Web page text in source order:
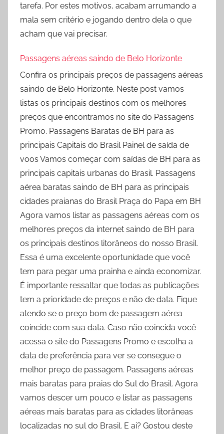
tarefa. Por estes motivos, acabam arrumando a
mala sem critério e jogando dentro dela o que
acham que vai precisar.
Passagens aéreas saindo de Belo Horizonte
Confira os principais preços de passagens aéreas
saindo de Belo Horizonte. Neste post vamos
listas os principais destinos com os melhores
preços que encontramos no site do Passagens
Promo. Passagens Baratas de BH para as
principais Capitais do Brasil Painel de saída de
voos Vamos começar com saídas de BH para as
principais capitais urbanas do Brasil. Passagens
aérea baratas saindo de BH para as principais
cidades praianas do Brasil Praça do Papa em BH
Agora vamos listar as passagens aéreas com os
melhores preços da internet saindo de BH para
os principais destinos litorâneos do nosso Brasil.
Essa é uma excelente oportunidade que você
tem para pegar uma prainha e ainda economizar.
É importante ressaltar que todas as publicações
tem a prioridade de preços e não de data. Fique
atendo se o preço bom de passagem aérea
coincide com sua data. Caso não coincida você
acessa o site do Passagens Promo e escolha a
data de preferência para ver se consegue o
melhor preço de passagem. Passagens aéreas
mais baratas para praias do Sul do Brasil. Agora
vamos descer um pouco e listar as passagens
aéreas mais baratas para as cidades litorâneas
localizadas no sul do Brasil. E ai? Gostou deste